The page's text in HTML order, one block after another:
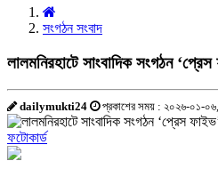
সংগঠন সংবাদ
লালমনিরহাটে সাংবাদিক সংগঠন
dailymukti24 প্রকাশের সময় : ২০২৬-০১-
ফটোকার্ড